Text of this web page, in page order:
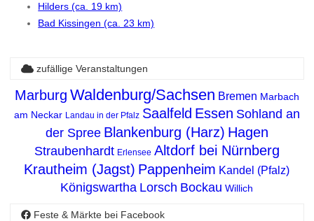
Hilders (ca. 19 km)
Bad Kissingen (ca. 23 km)
zufällige Veranstaltungen
Marburg Waldenburg/Sachsen Bremen Marbach
am Neckar Landau in der Pfalz Saalfeld Essen Sohland an
der Spree Blankenburg (Harz) Hagen
Straubenhardt Erlensee Altdorf bei Nürnberg
Krautheim (Jagst) Pappenheim Kandel (Pfalz)
Königswartha Lorsch Bockau Willich
Feste & Märkte bei Facebook